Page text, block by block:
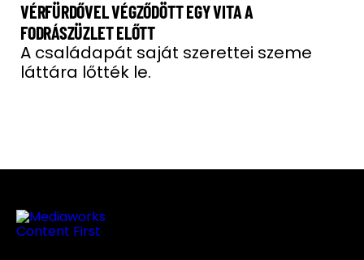
VÉRFÜRDŐVEL VÉGZŐDÖTT EGY VITA A
FODRÁSZÜZLET ELŐTT
A családapát saját szerettei szeme
láttára lőtték le.